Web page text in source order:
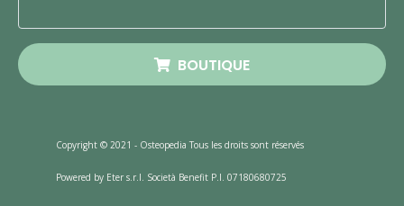
BOUTIQUE
Copyright © 2021 - Osteopedia Tous les droits sont réservés
Powered by Eter s.r.l. Società Benefit P.I. 07180680725